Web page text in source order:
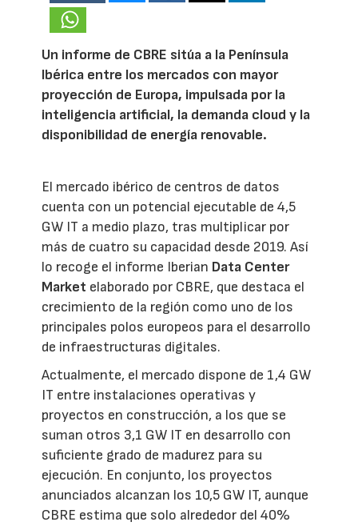
Un informe de CBRE sitúa a la Península
Ibérica entre los mercados con mayor
proyección de Europa, impulsada por la
inteligencia artificial, la demanda cloud y la
disponibilidad de energía renovable.
El mercado ibérico de centros de datos
cuenta con un potencial ejecutable de 4,5
GW IT a medio plazo, tras multiplicar por
más de cuatro su capacidad desde 2019. Así
lo recoge el informe Iberian Data Center
Market elaborado por CBRE, que destaca el
crecimiento de la región como uno de los
principales polos europeos para el desarrollo
de infraestructuras digitales.
Actualmente, el mercado dispone de 1,4 GW
IT entre instalaciones operativas y
proyectos en construcción, a los que se
suman otros 3,1 GW IT en desarrollo con
suficiente grado de madurez para su
ejecución. En conjunto, los proyectos
anunciados alcanzan los 10,5 GW IT, aunque
CBRE estima que solo alrededor del 40%